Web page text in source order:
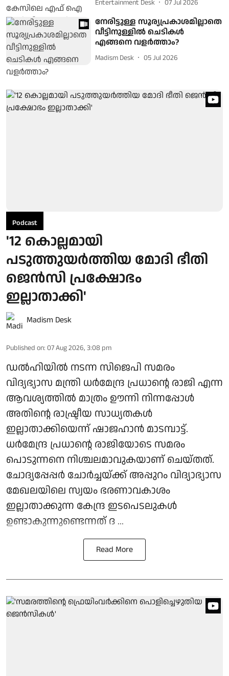
Entertainment Desk 07 Jul 2026
നേരിട്ടുള്ള സൂര്യപ്രകാശമില്ലാതെ
വീട്ടിനുള്ളിൽ ചെടികൾ
എങ്ങനെ വളർത്താം?
Madism Desk 05 Jul 2026
Podcast
'12 കൊല്ലമായി
പടുത്തുയര്‍ത്തിയ മോദി ഭീതി
ജെന്‍സി പ്രക്ഷോഭം
ഇല്ലാതാക്കി'
Madism Desk
Published on: 07 Aug 2026, 3:08 pm
ഡല്‍ഹിയില്‍ നടന്ന സിജെപി സമരം
വിദ്യഭ്യാസ മന്ത്രി ധര്‍മേന്ദ്ര പ്രധാന്റെ രാജി എന്ന
ആവശ്യത്തില്‍ മാത്രം ഊന്നി നിന്നപ്പോള്‍
അതിന്റെ രാഷ്ട്രീയ സാധ്യതകള്‍
ഇല്ലാതാക്കിയെന്ന് ഷാജഹാന്‍ മാടമ്പാട്ട്.
ധര്‍മേന്ദ്ര പ്രധാന്റെ രാജിയോടെ സമരം
പൊടുന്നനെ നിശ്ചലമാവുകയാണ് ചെയ്തത്.
ചോദ്യപ്പേപ്പര്‍ ചോര്‍ച്ചയ്ക്ക് അപ്പുറം വിദ്യാഭ്യാസ
മേഖലയിലെ സ്വയം ഭരണാവകാശം
ഇല്ലാതാക്കുന്ന കേന്ദ്ര ഇടപെടലുകള്‍
ഉണ്ടാകുന്നുണ്ടെന്നത് ദ ...
Read More